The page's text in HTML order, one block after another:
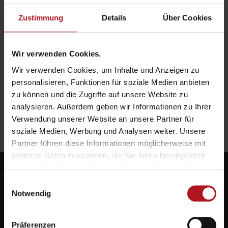
Zustimmung Details Über Cookies
Wir verwenden Cookies.
Wir verwenden Cookies, um Inhalte und Anzeigen zu
personalisieren, Funktionen für soziale Medien anbieten
zu können und die Zugriffe auf unsere Website zu
analysieren. Außerdem geben wir Informationen zu Ihrer
Verwendung unserer Website an unsere Partner für
soziale Medien, Werbung und Analysen weiter. Unsere
Partner führen diese Informationen möglicherweise mit
weiteren Daten zusammen, die Sie ihnen bereitgestellt
Notwendig
Präferenzen